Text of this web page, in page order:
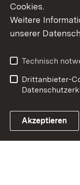
Erklärung zur
Cookies.
Weitere
unserer
Technisch
Drittanbieter-
Akzeptieren